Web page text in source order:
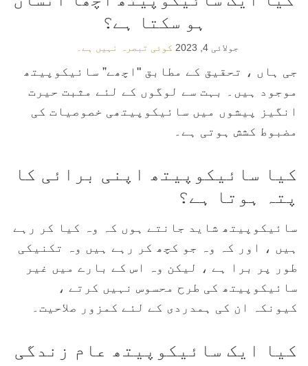
ہو سکتا ہے؟
جولائی 4, 2023 کوئی تبصرہ نہیں ہے۔
جی ہاں ، تحقیق کے مطابق "اچھے” سائیکوپیتھ
موجود ہیں۔ بہت سے لوگوں کے لئے مثبت حیرت
انگیز پیشوں میں سائیکوپیتھی خصوصیات کی
مضبوط کشش ہوتی ہے۔
کیا سائیکوپیتھ اپنی برائی کا
پتہ ہوتا ہے؟
سائیکوپیتھ شاید جانتے ہوں کہ وہ کیا کر رہے
ہیں ، اور کہ وہ جو کچھ کر رہے ہیں وہ تکنیکی
طور پر برا ہے ، لیکن وہ اس کے بارے میں غیر
سائیکوپیتھ کی طرح محسوس نہیں کرتے ،
کیونکہ ان کی ہمدردی کے لئے کمزور صلاحیت۔
کیا ایک سائیکوپیتھ عام زندگی